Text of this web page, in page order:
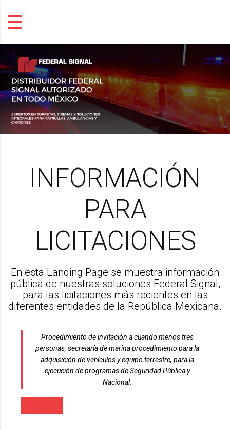
INFORMACIÓN
PARA
LICITACIONES
En esta Landing Page se muestra información
pública de nuestras soluciones Federal Signal,
para las licitaciones más recientes en las
diferentes entidades de la República Mexicana.
Procedimiento de invitación a cuando menos tres
personas, secretaría de marina procedimiento para la
adquisición de vehículos y equipo terrestre, para la
ejecución de programas de Seguridad Pública y
Nacional.